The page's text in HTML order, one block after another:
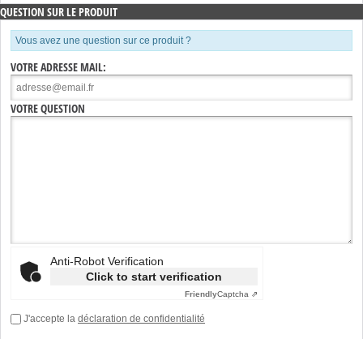
QUESTION SUR LE PRODUIT
Vous avez une question sur ce produit ?
VOTRE ADRESSE MAIL:
VOTRE QUESTION
Anti-Robot Verification
Click to start verification
FriendlyCaptcha ⇗
J'accepte la déclaration de confidentialité